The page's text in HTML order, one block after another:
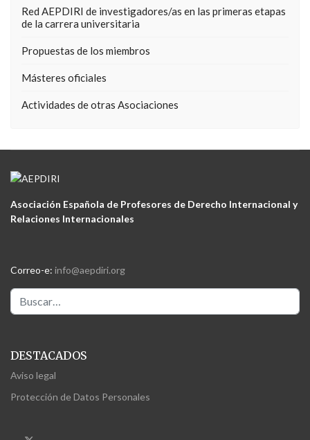
Red AEPDIRI de investigadores/as en las primeras etapas
de la carrera universitaria
Propuestas de los miembros
Másteres oficiales
Actividades de otras Asociaciones
Asociación Española de Profesores de Derecho Internacional y
Relaciones Internacionales
Correo-e: info@aepdiri.org
Buscar
DESTACADOS
Aviso legal
Protección de Datos Personales